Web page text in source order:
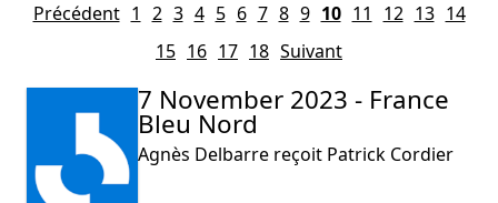
Précédent 1 2 3 4 5 6 7 8 9 10 11 12 13 14
15 16 17 18 Suivant
7 November 2023 - France
Bleu Nord
Agnès Delbarre reçoit Patrick Cordier